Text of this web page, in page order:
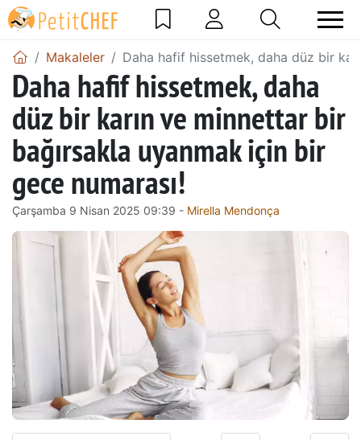
Makaleler Daha hafif hissetmek, daha düz bir
Daha hafif hissetmek, daha
düz bir karın ve minnettar bir
bağırsakla uyanmak için bir
gece numarası!
Çarşamba 9 Nisan 2025 09:39 - Mirella Mendonça